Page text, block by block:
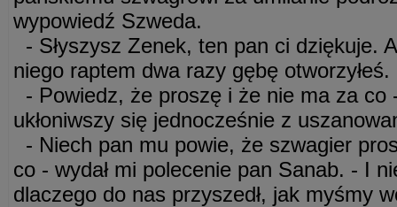
wypowiedź Szweda.
- Słyszysz Zenek, ten pan ci dziękuje.
niego raptem dwa razy gębę otworzyłeś.
- Powiedz, że proszę i że nie ma za co
ukłoniwszy się jednocześnie z
- Niech pan mu powie, że szwagier
co - wydał mi polecenie pan Sanab. - I
dlaczego do nas przyszedł, jak myśmy